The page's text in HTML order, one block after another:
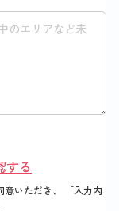
する
いただき、
「入力内